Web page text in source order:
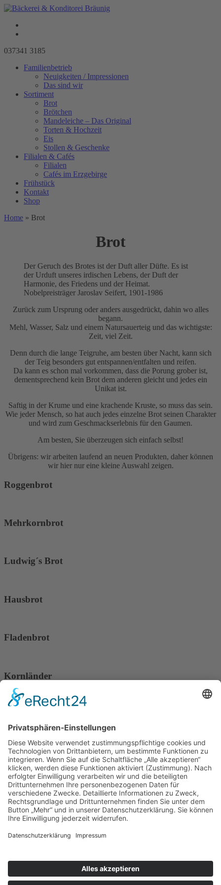
037341 3185
Familienbetrieb
Neuigkeiten / Impressionen
Das sind wir
Sortiment
Brot
Brötchen
Mandeleiche – Das Original
Torten & Hochzeit
Eis
Stollen & Geschenke
Filialen & Cafés
Filialen
Cafés im Erzgebirge
Frühstück
Kontakt
Shop
Home » Brot
Brot
Der Geruch des Brotes ist der Duft aller Düfte. Es ist
der Urduft unseres irdischen Lebens, der Duft der
Harmonie, des Friedens und der Heimat.
Nobelpreisträger Jaroslav Seifert, 1901-1986
Zurück zum Ursprung oder anders ausgedrückt, dahin wo alles
begann.
Mehl, Wasser, Salz und einem Natursauerteig und das wichtigste:
Zeit, viel Zeit.
Denn durch die lange Teigruhe, am besten über Nacht, kann sich
der Teig besonders gut entspannen/entfalten und reifen.
Da kann es schon mal vorkommen, dass die Porung grober ist,
dementsprechend kein Brot dem anderen gleicht und jedes ein
Unikat ist.
Saftig in der Krume und eine krachende Kruste, so muss das sein.
Wie jeder Mensch, so hat auch jedes einzelne Brot seinen Charakter
und wird zum Geschmackserlebnis für den Gaumen.
Am besten, Sie überzeugen sich einfach selbst!
Übrigens: wir arbeiten laufend an neuen Produkten, daher können
wir hier nur eine kleine Auswahl zeigen.
Roggenbrot
Mehrkornbrot
Ludwig´s Brot
Hausbrot
Fladenbrot
Kornländer
Kontakt
Thomas-Mann-Straße 8
09427 Ehrenfriedersdorf
Fon:037341 3185
Fax: 037341 54360
E-Mail:info@baeckerei-braeunig.de
Service
Impressum
Home